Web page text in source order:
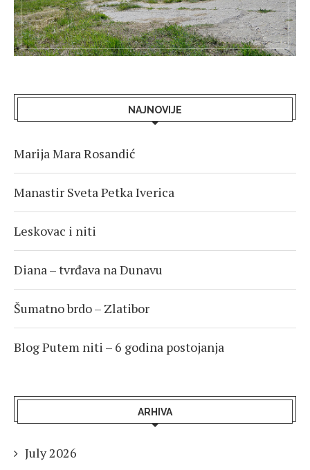
NAJNOVIJE
Marija Mara Rosandić
Manastir Sveta Petka Iverica
Leskovac i niti
Diana – tvrđava na Dunavu
Šumatno brdo – Zlatibor
Blog Putem niti – 6 godina postojanja
ARHIVA
July 2026